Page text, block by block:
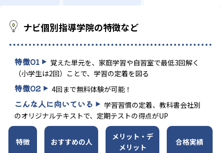
ナビ個別指導学院の特徴など
特徴01
覚えた単元を、家庭学習や自習室で最低3回解く
（小学生は2回）ことで、学習の定着を図る
特徴02 4回まで無料体験が可能！
こんな人に向いている
学習習慣の定着、教科書会社別
のオリジナルテキストで、定期テストの得点がUP
特徴 おすすめの人
メリット・デ
メリット
合格実績